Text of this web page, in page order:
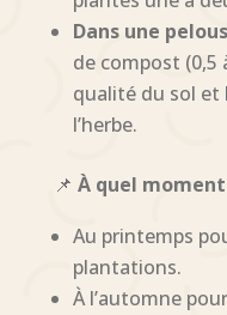
Dans une
de compost (0,5
qualité du sol et
l’herbe.
📌 À quel moment
Au printemps
plantations.
À l’automne